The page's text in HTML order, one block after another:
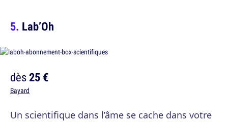
Lab’Oh
dès25 €
Bayard
Un scientifique dans l’âme se cache dans votre